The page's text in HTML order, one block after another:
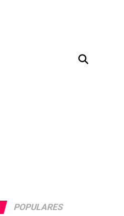
POPULARES